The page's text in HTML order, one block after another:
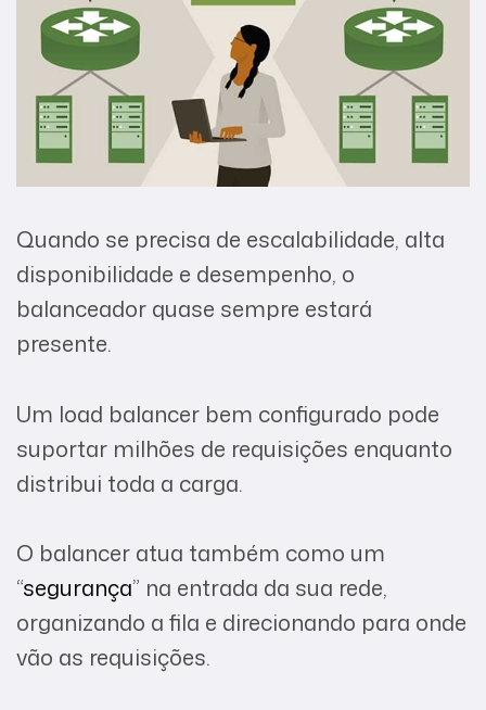
Quando se precisa de escalabilidade, alta
disponibilidade e desempenho, o
balanceador quase sempre estará
presente.
Um load balancer bem configurado pode
suportar milhões de requisições enquanto
distribui toda a carga.
O balancer atua também como um
“segurança” na entrada da sua rede,
organizando a fila e direcionando para onde
vão as requisições.